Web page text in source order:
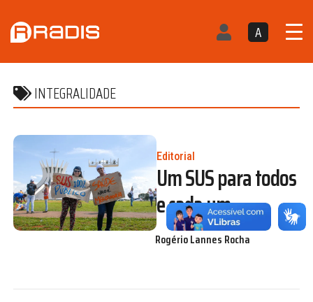
A
INTEGRALIDADE
Editorial
Um SUS para todos
e cada um
Rogério Lannes Rocha